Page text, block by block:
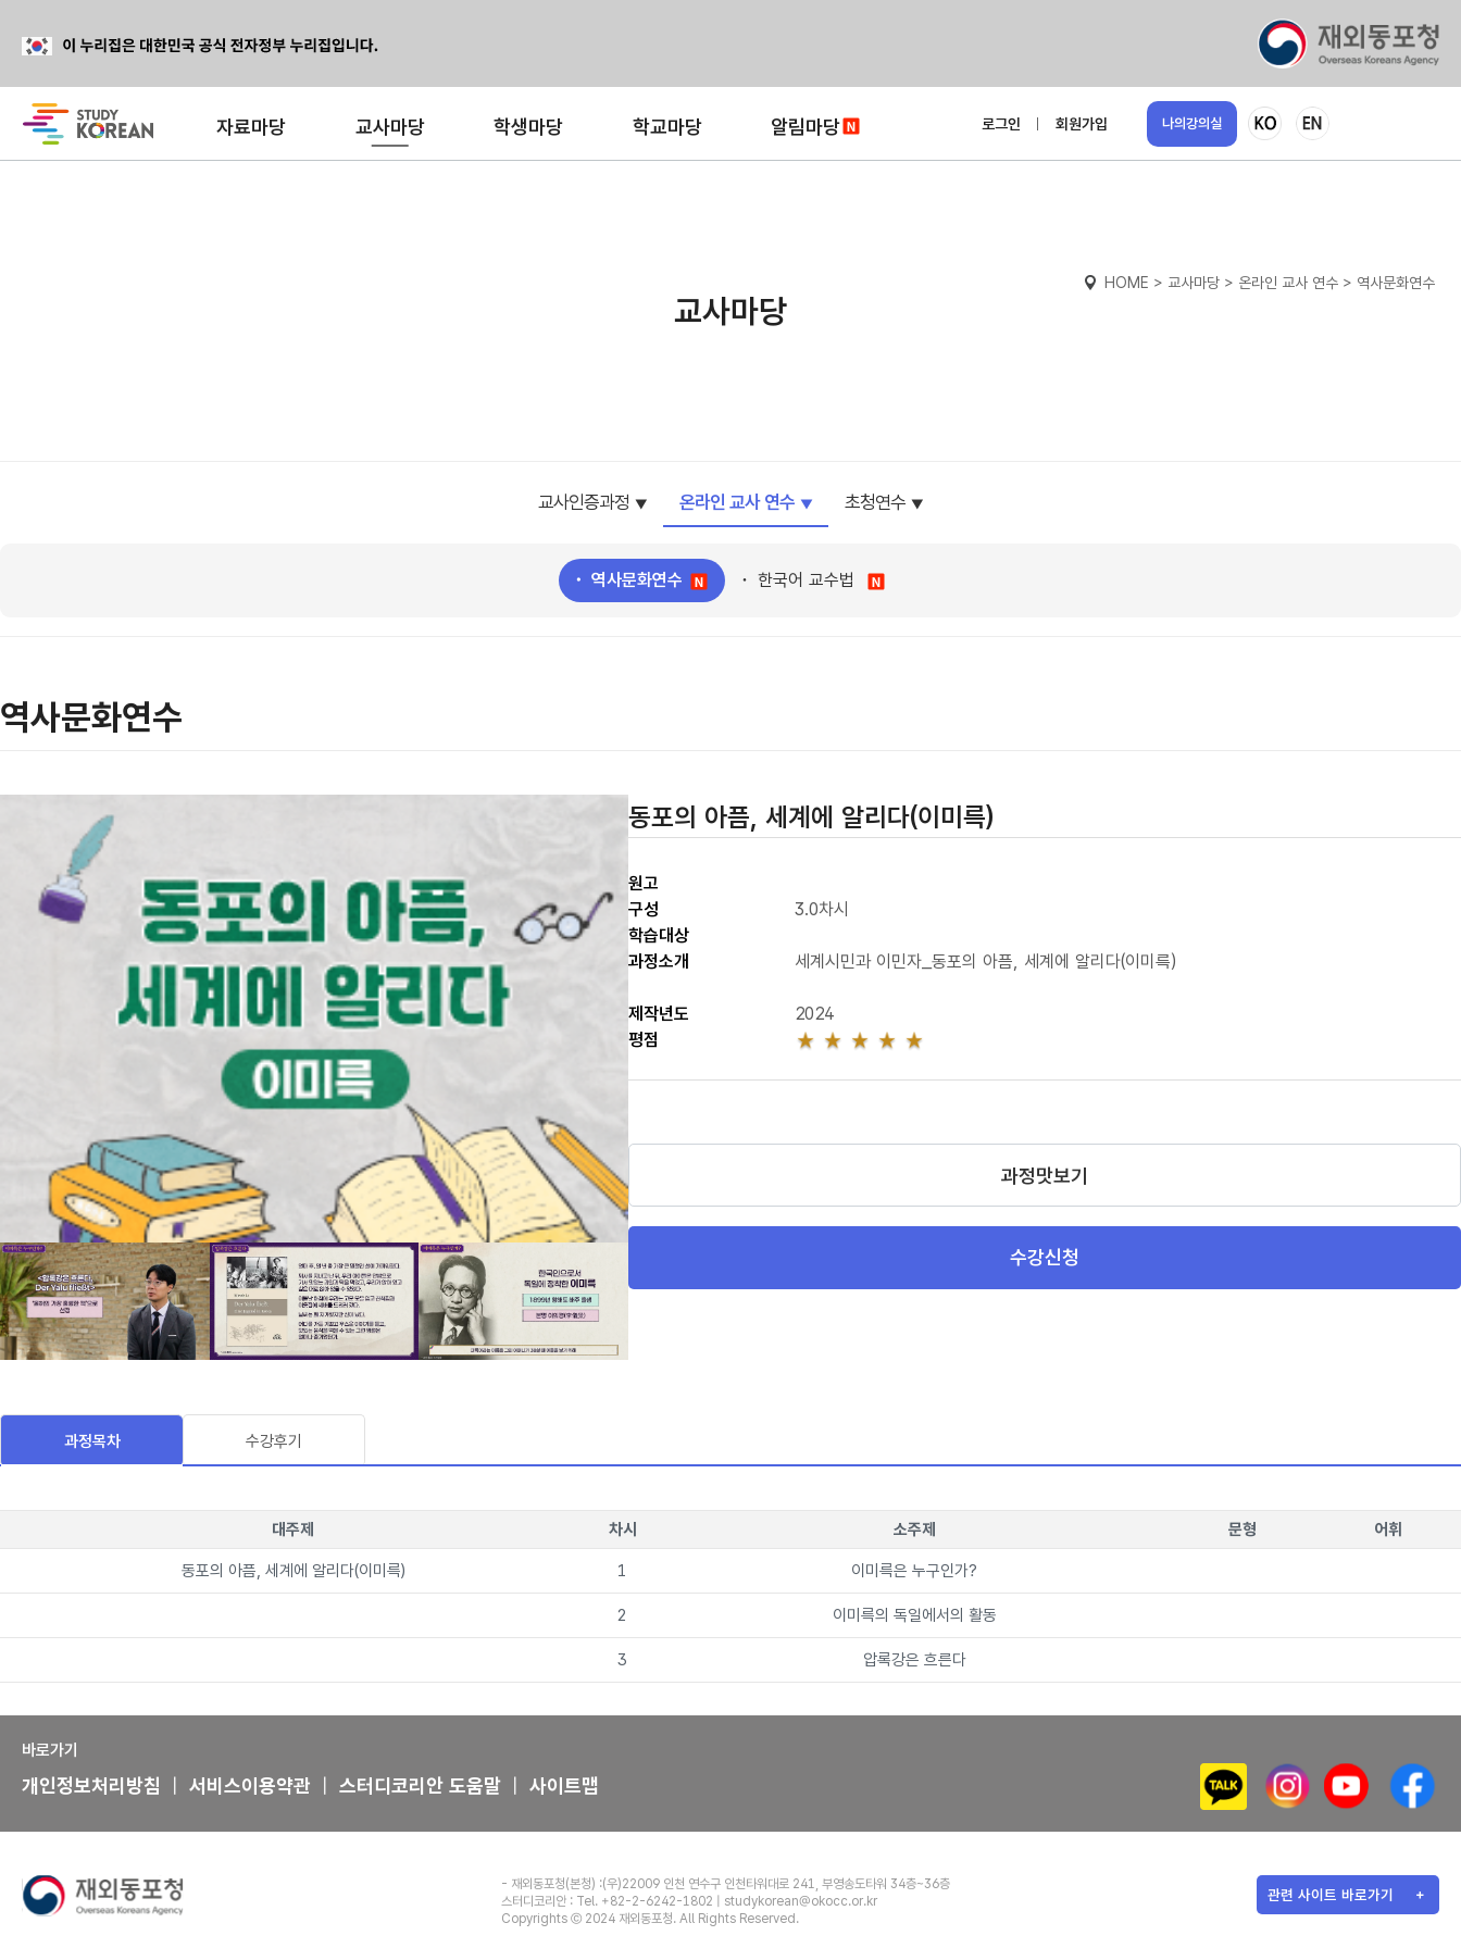
자료마당 교사마당 학생마당 학교마당 알림마당 로그인 회원가입 나의강의실
HOME > 교사마당 > 온라인 교사 연수 > 역사문화연수
교사마당
교사인증과정 온라인 교사 연수
역사문화연수 한국어 교수법
초청연수
역사문화연수
동포의 아픔, 세계에 알리다(이미륵)
원고
구성
3.0차시
학습대상
과정소개
세계시민과 이민자_동포의 아픔, 세계에 알리다(이미륵)
제작년도
2024
평점
과정맛보기
수강신청
과정목차 수강후기
대주제 차시 소주제 문형 어휘
동포의 아픔, 세계에 알리다(이미륵) 1 이미륵은 누구인가?
2 이미륵의 독일에서의 활동
3 압록강은 흐른다
바로가기
개인정보처리방침 서비스이용약관 스터디코리안 도움말 사이트맵
- 재외동포청(본청) :(우)22009 인천 연수구 인천타워대로 241, 부영송도타워 34층~36층
스터디코리안 : Tel. +82-2-6242-1802 |
studykorean@okocc.or.kr
Copyrights Ⓒ 2024 재외동포청. All Rights Reserved.
관련 사이트 바로가기